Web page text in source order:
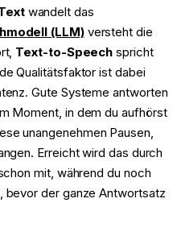
wandelt das
(LLM)versteht die
Text-to-Speech spricht
Qualitätsfaktor ist dabei
Gute Systeme antworten
Moment, in dem du aufhörst
unangenehmen Pausen,
Erreicht wird das durch
mit, während du noch
bevor der ganze Antwortsatz